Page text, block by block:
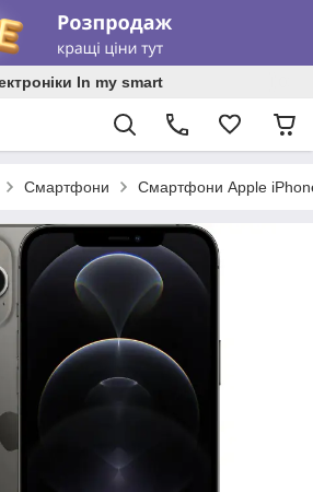
In my smart
Смартфони Смартфони Apple